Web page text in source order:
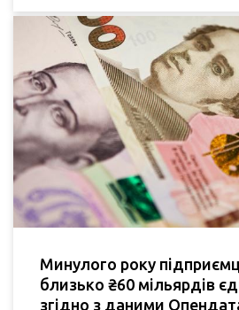
Минулого року
близько ₴60 мільярдів
згідно з даними